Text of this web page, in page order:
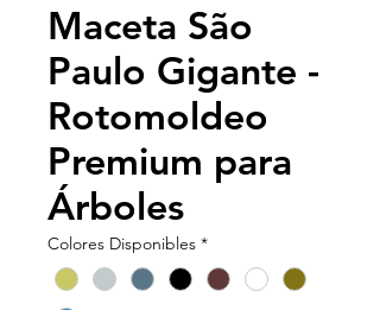
Maceta São
Paulo Gigante -
Rotomoldeo
Premium para
Árboles
Colores Disponibles *